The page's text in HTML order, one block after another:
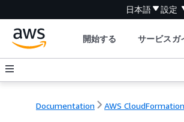
日本語 設定
開始する サービスガ
Documentation AWS CloudFormation